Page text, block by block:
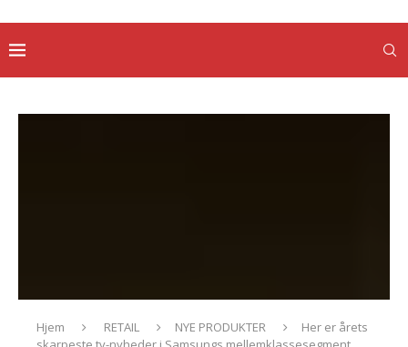
Hjem RETAIL NYE PRODUKTER
Her er årets